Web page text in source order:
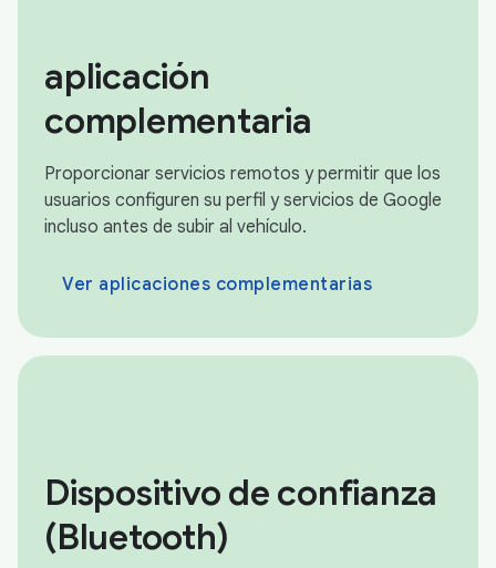
aplicación
complementaria
Proporcionar servicios remotos y permitir que los
usuarios configuren su perfil y servicios de Google
incluso antes de subir al vehículo.
Ver aplicaciones complementarias
Dispositivo de confianza
(Bluetooth)